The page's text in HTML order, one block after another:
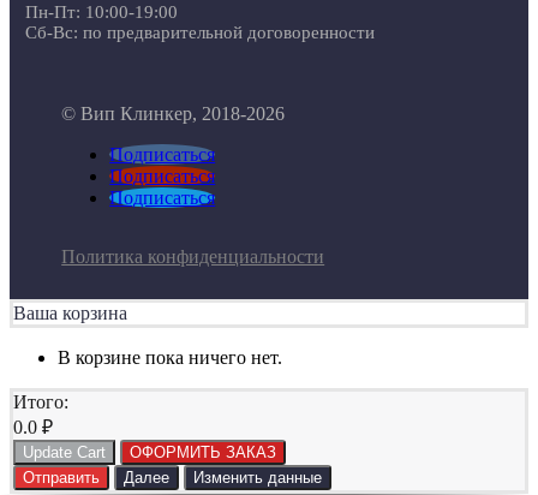
Пн-Пт: 10:00-19:00
Сб-Вс: по предварительной договоренности
© Вип Клинкер, 2018-2026
Подписаться
Подписаться
Подписаться
Политика конфиденциальности
Ваша корзина
В корзине пока ничего нет.
Итого:
0.0 ₽
Update Cart
ОФОРМИТЬ ЗАКАЗ
Отправить
Далее Изменить данные